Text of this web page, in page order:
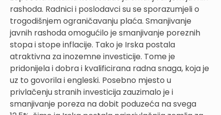
rashoda. Radnici i poslodavci su se sporazumjeli o
trogodišnjem ograničavanju plaća. Smanjivanje
javnih rashoda omogućilo je smanjivanje poreznih
stopa i stope inflacije. Tako je Irska postala
atraktivna za inozemne investicije. Tome je
pridonijela i dobra i kvalificirana radna snaga, koja je
uz to govorila i engleski. Posebno mjesto u
privlačenju stranih investicija zauzimalo je i
smanjivanje poreza na dobit poduzeća na svega